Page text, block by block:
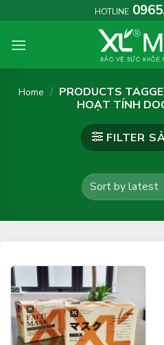
to
content
HOTLINE
Home / PRODUCTS
HOẠT TÍNH
FILTER